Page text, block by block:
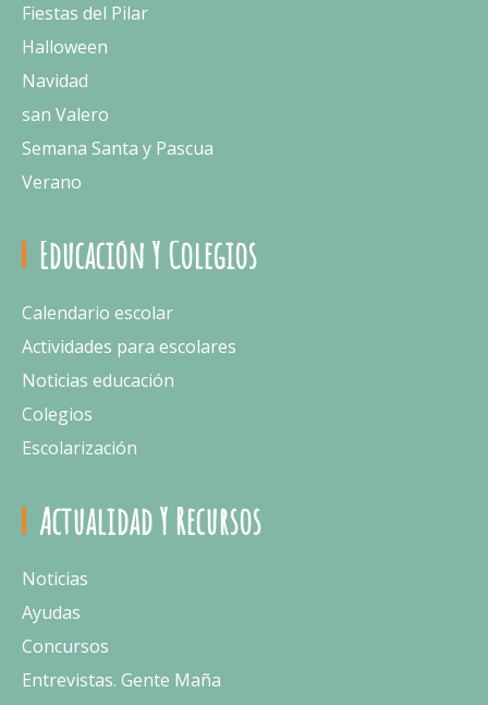
Fiestas del Pilar
Halloween
Navidad
san Valero
Semana Santa y Pascua
Verano
Educación Y Colegios
Calendario escolar
Actividades para escolares
Noticias educación
Colegios
Escolarización
Actualidad Y Recursos
Noticias
Ayudas
Concursos
Entrevistas. Gente Maña